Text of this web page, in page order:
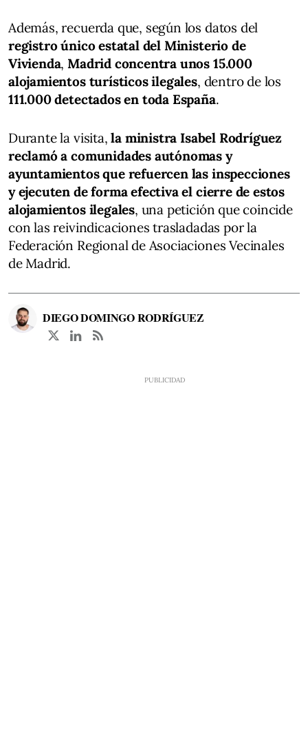
Además, recuerda que, según los datos del
registro único estatal del Ministerio de
Vivienda,Madrid concentra unos 15.000
alojamientos turísticos ilegales, dentro de los
111.000 detectados en toda España.
Durante la visita,la ministra Isabel Rodríguez
reclamó a comunidades autónomas y
ayuntamientos que refuercen las inspecciones
y ejecuten de forma efectiva el cierre de estos
alojamientos ilegales, una petición que coincide
con las reivindicaciones trasladadas por la
Federación Regional de Asociaciones Vecinales
de Madrid.
DIEGO DOMINGO RODRÍGUEZ